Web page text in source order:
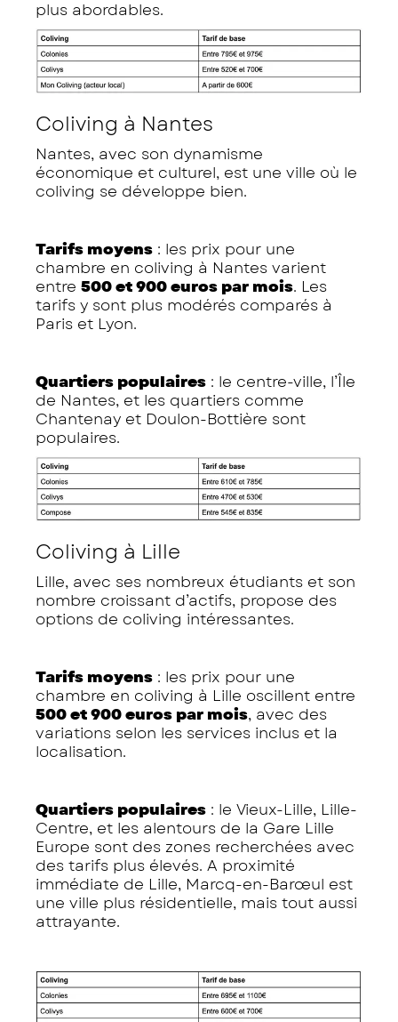
plus abordables.
Coliving à Nantes
Nantes, avec son dynamisme
économique et culturel, est une ville où le
coliving se développe bien.
Tarifs moyens : les prix pour une
chambre en coliving à Nantes varient
entre 500 et 900 euros par mois. Les
tarifs y sont plus modérés comparés à
Paris et Lyon.
Quartiers populaires : le centre-ville, l’Île
de Nantes, et les quartiers comme
Chantenay et Doulon-Bottière sont
populaires.
Coliving à Lille
Lille, avec ses nombreux étudiants et son
nombre croissant d’actifs, propose des
options de coliving intéressantes.
Tarifs moyens : les prix pour une
chambre en coliving à Lille oscillent entre
500 et 900 euros par mois, avec des
variations selon les services inclus et la
localisation.
Quartiers populaires : le Vieux-Lille, Lille-
Centre, et les alentours de la Gare Lille
Europe sont des zones recherchées avec
des tarifs plus élevés. A proximité
immédiate de Lille, Marcq-en-Barœul est
une ville plus résidentielle, mais tout aussi
attrayante.